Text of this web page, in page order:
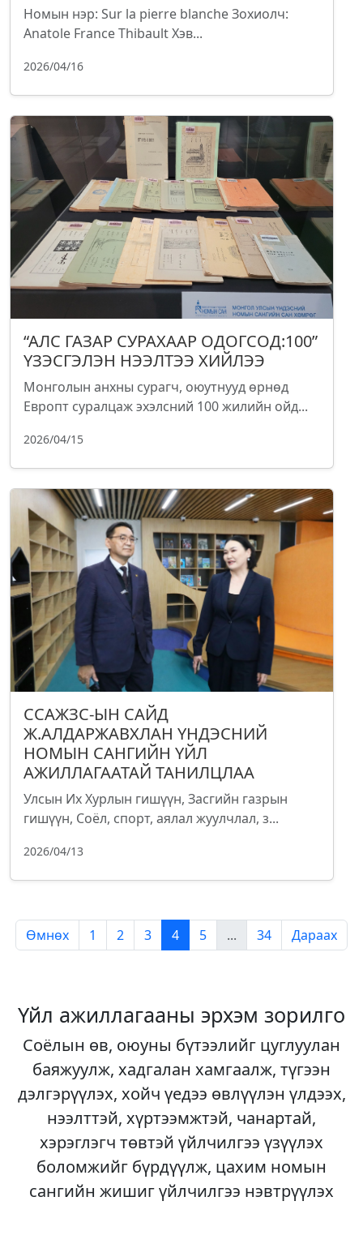
Номын нэр: Sur la pierre blanche Зохиолч:
Anatole France Thibault Хэв...
2026/04/16
“АЛС ГАЗАР СУРАХААР ОДОГСОД:100”
ҮЗЭСГЭЛЭН НЭЭЛТЭЭ ХИЙЛЭЭ
Монголын анхны сурагч, оюутнууд өрнөд
Европт суралцаж эхэлсний 100 жилийн ойд...
2026/04/15
ССАЖЗС-ЫН САЙД
Ж.АЛДАРЖАВХЛАН ҮНДЭСНИЙ
НОМЫН САНГИЙН ҮЙЛ
АЖИЛЛАГААТАЙ ТАНИЛЦЛАА
Улсын Их Хурлын гишүүн, Засгийн газрын
гишүүн, Соёл, спорт, аялал жуулчлал, з...
2026/04/13
Өмнөх 1 2 3 4 5 ... 34 Дараах
Үйл ажиллагааны эрхэм зорилго
Соёлын өв, оюуны бүтээлийг цуглуулан
баяжуулж, хадгалан хамгаалж, түгээн
дэлгэрүүлэх, хойч үедээ өвлүүлэн үлдээх,
нээлттэй, хүртээмжтэй, чанартай,
хэрэглэгч төвтэй үйлчилгээ үзүүлэх
боломжийг бүрдүүлж, цахим номын
сангийн жишиг үйлчилгээ нэвтрүүлэх